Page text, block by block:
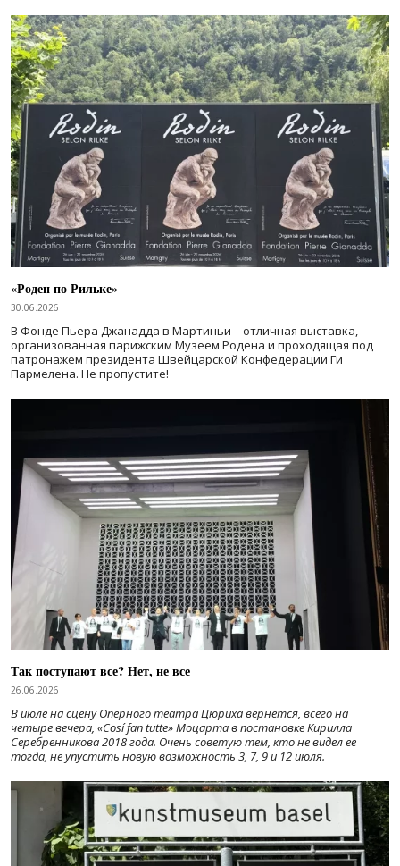
«Роден по Рильке»
30.06.2026
В Фонде Пьера Джанадда в Мартиньи – отличная выставка,
организованная парижским Музеем Родена и проходящая под
патронажем президента Швейцарской Конфедерации Ги
Пармелена. Не пропустите!
Так поступают все? Нет, не все
26.06.2026
В июле на сцену Оперного театра Цюриха вернется, всего на
четыре вечера, «Cosí fan tutte» Моцарта в постановке Кирилла
Серебренникова 2018 года. Очень советую тем, кто не видел ее
тогда, не упустить новую возможность 3, 7, 9 и 12 июля.